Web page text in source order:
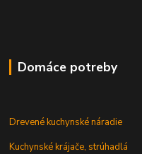
Domáce potreby
Drevené kuchynské náradie
Kuchynské krájače, strúhadlá